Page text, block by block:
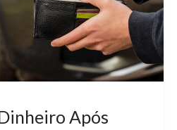
Após